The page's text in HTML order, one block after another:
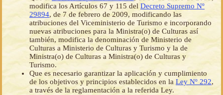
modifica los Artículos 67 y 115 del Decreto Supremo Nº
29894, de 7 de febrero de 2009, modificando las
atribuciones del Viceministerio de Turismo e incorporando
nuevas atribuciones para la Ministra(o) de Culturas así
también, modifica la denominación de Ministerio de
Culturas a Ministerio de Culturas y Turismo y la de
Ministra(o) de Culturas a Ministra(o) de Culturas y
Turismo.
Que es necesario garantizar la aplicación y cumplimiento
de los objetivos y principios establecidos en la Ley Nº 292,
a través de la reglamentación a la referida Ley.